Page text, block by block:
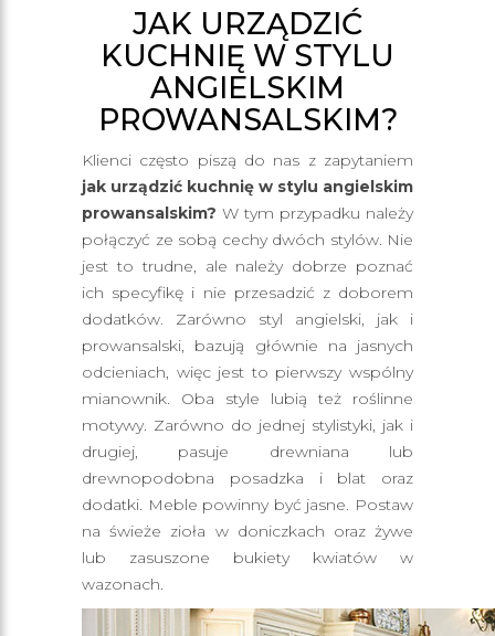
JAK URZĄDZIĆ
KUCHNIĘ W STYLU
ANGIELSKIM
PROWANSALSKIM?
Klienci często piszą do nas z zapytaniem
jak urządzić kuchnię w stylu angielskim
prowansalskim? W tym przypadku należy
połączyć ze sobą cechy dwóch stylów. Nie
jest to trudne, ale należy dobrze poznać
ich specyfikę i nie przesadzić z doborem
dodatków. Zarówno styl angielski, jak i
prowansalski, bazują głównie na jasnych
odcieniach, więc jest to pierwszy wspólny
mianownik. Oba style lubią też roślinne
motywy. Zarówno do jednej stylistyki, jak i
drugiej, pasuje drewniana lub
drewnopodobna posadzka i blat oraz
dodatki. Meble powinny być jasne. Postaw
na świeże zioła w doniczkach oraz żywe
lub zasuszone bukiety kwiatów w
wazonach.